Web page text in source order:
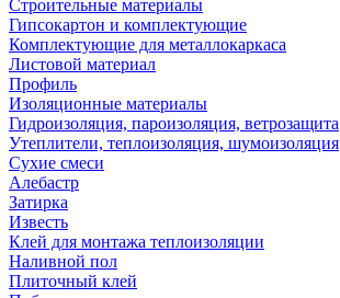
Строительные материалы
Гипсокартон и комплектующие
Комплектующие для металлокаркаса
Листовой материал
Профиль
Изоляционные материалы
Гидроизоляция, пароизоляция, ветрозащита
Утеплители, теплоизоляция, шумоизоляция
Сухие смеси
Алебастр
Затирка
Известь
Клей для монтажа теплоизоляции
Наливной пол
Плиточный клей